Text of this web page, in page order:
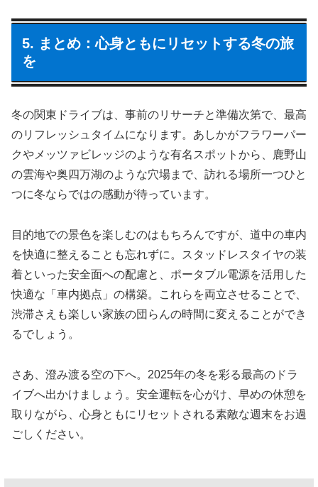
5. まとめ：心身ともにリセットする冬の旅
を
冬の関東ドライブは、事前のリサーチと準備次第で、最高
のリフレッシュタイムになります。あしかがフラワーパー
クやメッツァビレッジのような有名スポットから、鹿野山
の雲海や奥四万湖のような穴場まで、訪れる場所一つひと
つに冬ならではの感動が待っています。
目的地での景色を楽しむのはもちろんですが、道中の車内
を快適に整えることも忘れずに。スタッドレスタイヤの装
着といった安全面への配慮と、ポータブル電源を活用した
快適な「車内拠点」の構築。これらを両立させることで、
渋滞さえも楽しい家族の団らんの時間に変えることができ
るでしょう。
さあ、澄み渡る空の下へ。2025年の冬を彩る最高のドラ
イブへ出かけましょう。安全運転を心がけ、早めの休憩を
取りながら、心身ともにリセットされる素敵な週末をお過
ごしください。